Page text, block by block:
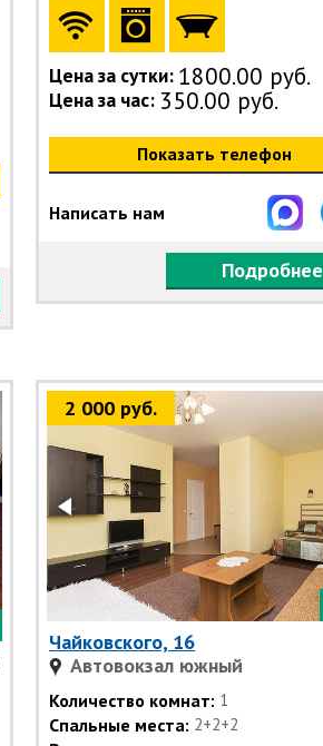
Цена за сутки: 1800.00 руб.
Цена за час: 350.00 руб.
Показать телефон
Написать нам
Подробнее
2 000 руб.
Чайковского, 16
Автовокзал южный
Количество комнат: 1
Спальные места: 2+2+2